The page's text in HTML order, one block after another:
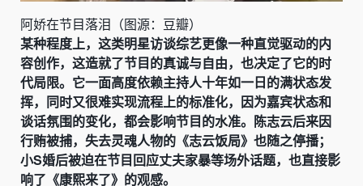
阿娇在节目落泪（图源：豆瓣）
某种程度上，这类明星访谈综艺更像一种直觉驱动的内
容创作，这造就了节目的真诚与自由，也决定了它的时
代局限。它一面高度依赖主持人十年如一日的满状态发
挥，同时又很难实现流程上的标准化，因为嘉宾状态和
谈话氛围的变化，都会影响节目的水准。陈志云后来因
行贿被捕，失去灵魂人物的《志云饭局》也随之停播；
小S婚后被迫在节目回应丈夫家暴等场外话题，也直接影
响了《康熙来了》的观感。